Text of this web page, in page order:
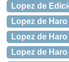
Lopez de
Lopez de
Lopez de
Lopez de